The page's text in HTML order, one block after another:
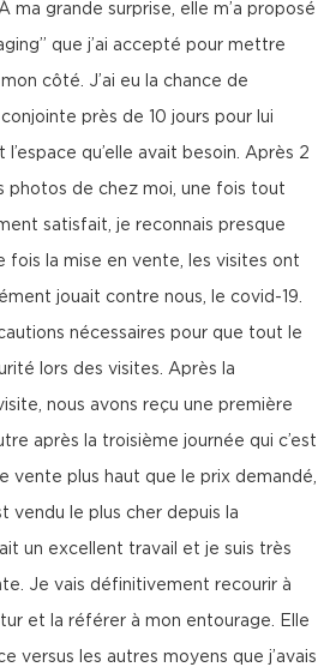
ma grande surprise, elle m’a proposé
que j’ai accepté pour mettre
côté. J’ai eu la chance de
près de 10 jours pour lui
qu’elle avait besoin. Après 2
photos de chez moi, une fois tout
satisfait, je reconnais presque
fois la mise en vente, les visites ont
jouait contre nous, le covid-19.
nécessaires pour que tout le
lors des visites. Après la
nous avons reçu une première
après la troisième journée qui c’est
vente plus haut que le prix demandé,
vendu le plus cher depuis la
un excellent travail et je suis très
Je vais définitivement recourir à
et la référer à mon entourage. Elle
versus les autres moyens que j’avais